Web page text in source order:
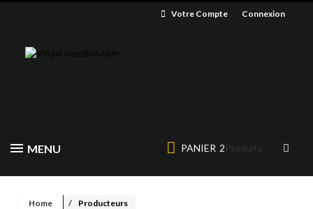
Votre Compte Connexion
MENU PANIER 2Produits
Home Producteurs